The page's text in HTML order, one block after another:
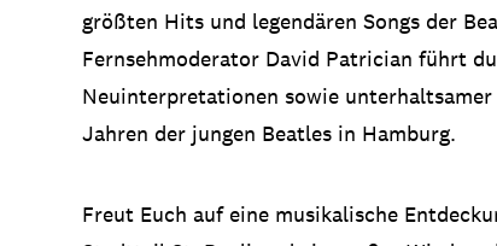
größten Hits und legendären Songs der
Fernsehmoderator David Patrician führt
Neuinterpretationen sowie
Jahren der jungen Beatles in Hamburg.
Freut Euch auf eine musikalische